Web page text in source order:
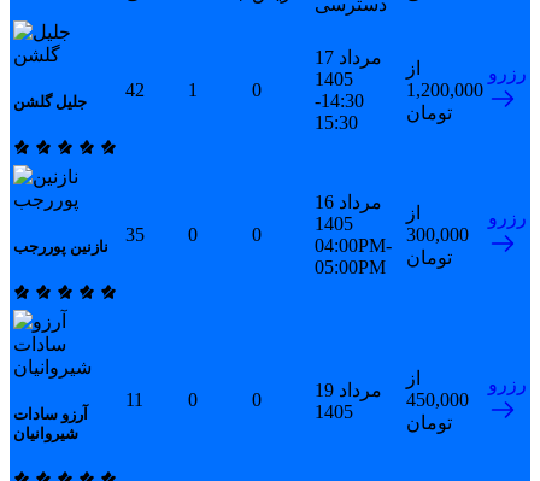
دسترسی
جلیل گلشن
42 1 0
17 مرداد
1405
14:30-
15:30
از
1,200,000
تومان
رزرو
نازنین پوررجب
35 0 0
16 مرداد
1405
04:00PM-
05:00PM
از
300,000
تومان
رزرو
آرزو سادات
شیروانیان
11 0 0
19 مرداد
1405
از
450,000
تومان
رزرو